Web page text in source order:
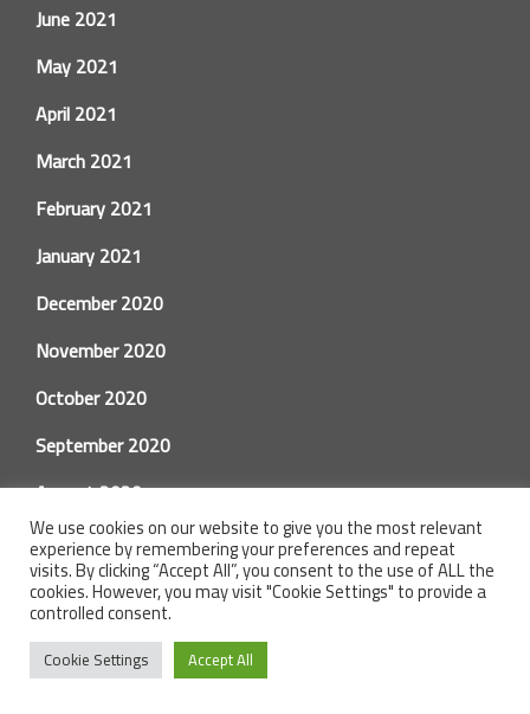
June 2021
May 2021
April 2021
March 2021
February 2021
January 2021
December 2020
November 2020
October 2020
September 2020
August 2020
July 2020
June 2020
May 2020
April 2020
We use cookies on our website to give you the most relevant
experience by remembering your preferences and repeat
visits. By clicking “Accept All”, you consent to the use of ALL the
cookies. However, you may visit "Cookie Settings" to provide a
controlled consent.
Cookie Settings Accept All